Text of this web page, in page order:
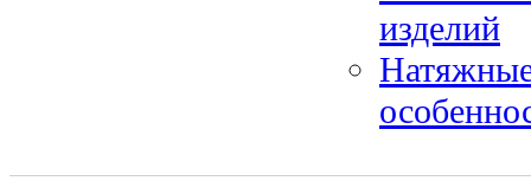
изделий